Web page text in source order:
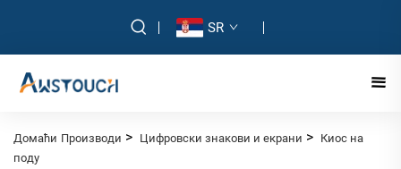
SR
Домаћи Производи > Цифровски знакови и екрани > Киос на
поду